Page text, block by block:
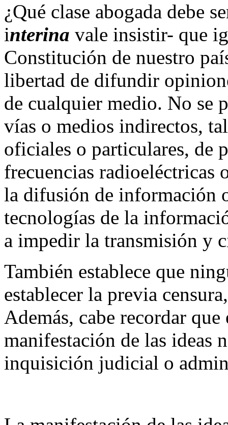
¿Qué clase abogada debe
interina vale insistir- que
Constitución de nuestro
libertad de difundir
de cualquier medio. No se
vías o medios indirectos,
oficiales o particulares, de
frecuencias radioeléctricas
la difusión de información
tecnologías de la
a impedir la transmisión y
También establece que
establecer la previa
Además, cabe recordar
manifestación de las ideas
inquisición judicial o